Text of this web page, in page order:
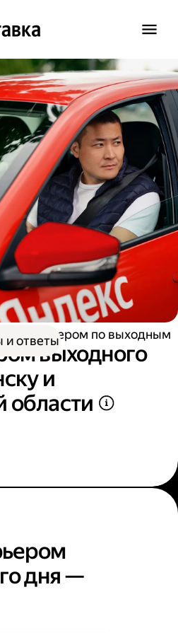
курьером по выходным
выходного
и
области
и ответы
дня —